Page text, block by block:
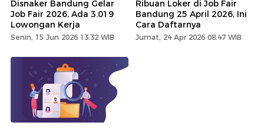
Disnaker Bandung Gelar
Job Fair 2026, Ada 3.019
Lowongan Kerja
Senin, 15 Jun 2026 13:32 WIB
Ribuan Loker di Job Fair
Bandung 25 April 2026, Ini
Cara Daftarnya
Jumat, 24 Apr 2026 08:47 WIB